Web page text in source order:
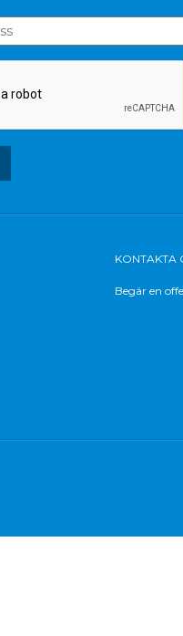
KONTAKTA
Begär en